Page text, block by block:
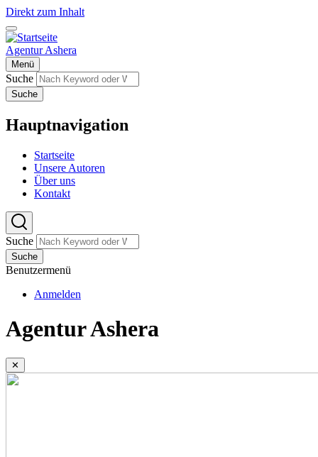
Direkt zum Inhalt
Agentur Ashera
Menü
Suche
Suche
Hauptnavigation
Startseite
Unsere Autoren
Über uns
Kontakt
Suche
Suche
Benutzermenü
Anmelden
Agentur Ashera
✕